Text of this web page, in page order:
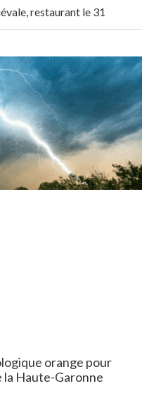
restaurant le 31
orange pour
la Haute-Garonne